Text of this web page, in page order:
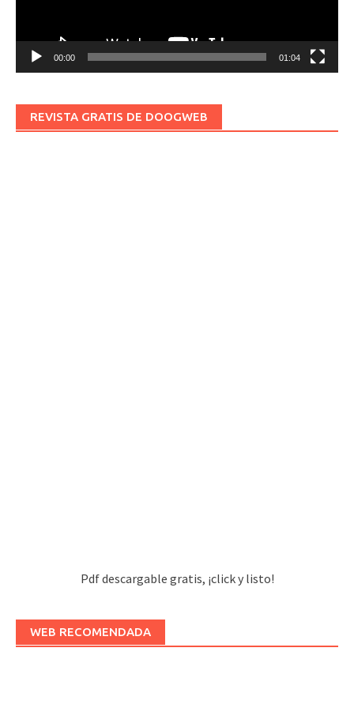
00:00 01:04
REVISTA GRATIS DE DOOGWEB
Pdf descargable gratis, ¡click y listo!
WEB RECOMENDADA